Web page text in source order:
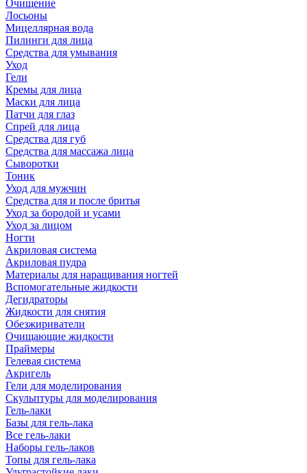
Очищение
Лосьоны
Мицеллярная вода
Пилинги для лица
Средства для умывания
Уход
Гели
Кремы для лица
Маски для лица
Патчи для глаз
Спрей для лица
Средства для губ
Средства для массажа лица
Сыворотки
Тоник
Уход для мужчин
Средства для и после бритья
Уход за бородой и усами
Уход за лицом
Ногти
Акриловая система
Акриловая пудра
Материалы для наращивания ногтей
Вспомогательные жидкости
Дегидраторы
Жидкости для снятия
Обезжириватели
Очищающие жидкости
Праймеры
Гелевая система
Акригель
Гели для моделирования
Скульптуры для моделирования
Гель-лаки
Базы для гель-лака
Все гель-лаки
Наборы гель-лаков
Топы для гель-лака